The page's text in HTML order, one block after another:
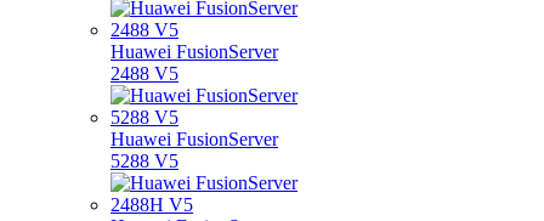
Huawei FusionServer
2488 V5
Huawei FusionServer
5288 V5